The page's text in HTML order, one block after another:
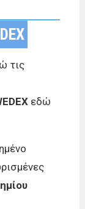
τις
εδώ